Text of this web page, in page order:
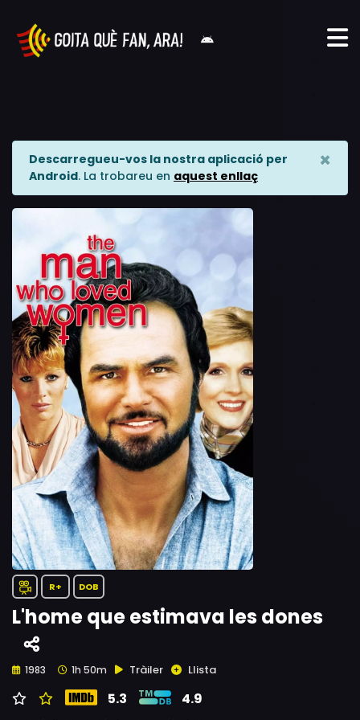
Descarregueu-vos la nostra aplicació per
Android. La trobareu en aquest enllaç
×
R+ DOB
L'home que estimava les dones
1983 1h 50m Tràiler Llista
5.3 4.9